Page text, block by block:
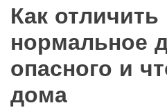
Как отличить
нормальное
опасного и
дома